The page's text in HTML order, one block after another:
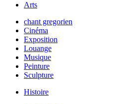
Arts
chant gregorien
Cinéma
Exposition
Louange
Musique
Peinture
Sculpture
Histoire